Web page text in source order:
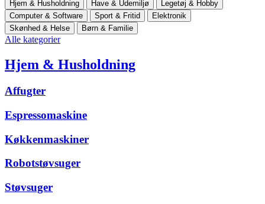
Hjem & Husholdning Have & Udemiljø
Legetøj & Hobby
Computer & Software
Sport & Fritid
Elektronik
Skønhed & Helse
Børn & Familie
Alle kategorier
Hjem & Husholdning
Affugter
Espressomaskine
Køkkenmaskiner
Robotstøvsuger
Støvsuger